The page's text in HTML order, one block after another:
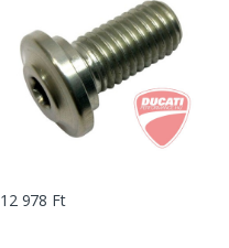
12 978 Ft